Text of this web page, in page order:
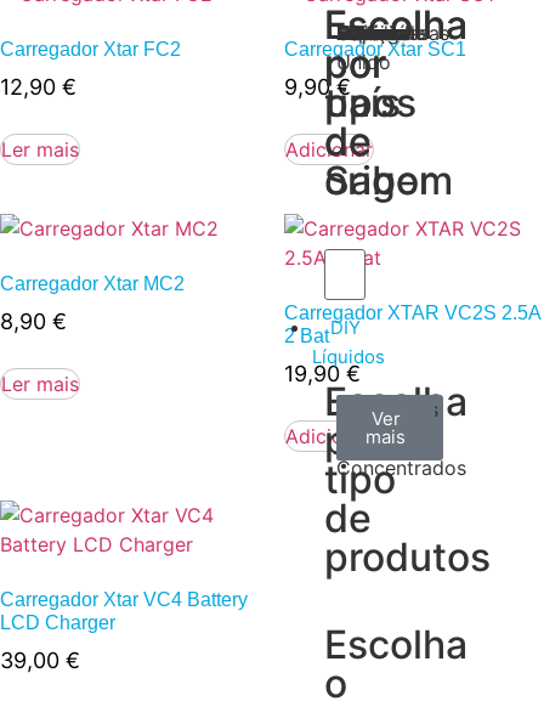
Escolha
por
tipos
de
Sabor
Tabaco
Frutas
Bebidas
Frescos
Sobremesas
Escolha
por
país
de
origem
Portugal
Alemanha
USA
Reino
Unido
Canadá
França
Malásia
Filipinas
Espanha
Polónia
Grécia
DIY
Líquidos
Escolha
por
tipo
de
produtos
Aromas
Concentrados
Ver
todos
Bases
Ver
mais
Accesorios
Ver
mais
Escolha
o
Carregador Xtar FC2
12,90 €
Ler mais
Carregador Xtar SC1
9,90€
Adicionar
Carregador Xtar MC2
8,90 €
Ler mais
Carregador XTAR VC2S 2.5A
2 Bat
19,90 €
Adicionar
Carregador Xtar VC4 Battery
LCD Charger
39,00 €